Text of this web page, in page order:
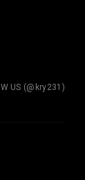
US (@kry231)